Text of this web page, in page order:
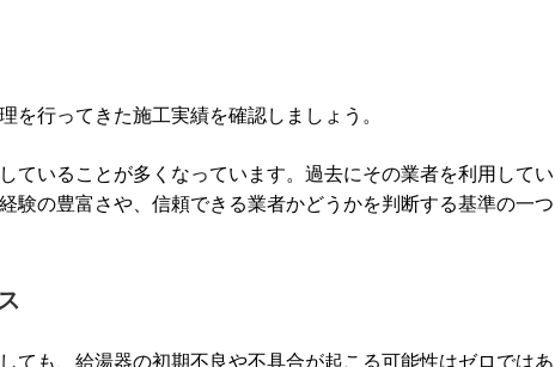
を行ってきた施工実績を確認しましょう。
ていることが多くなっています。過去にその業者を利用してい
験の豊富さや、信頼できる業者かどうかを判断する基準の一つ
ても、給湯器の初期不良や不具合が起こる可能性はゼロではあ